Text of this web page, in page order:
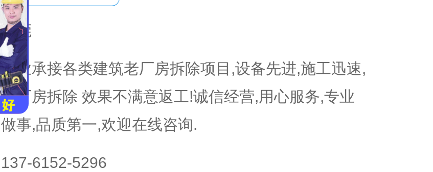
东莞
专业承接各类建筑老厂房拆除项目,设备先进,施工迅速,
老厂房拆除 效果不满意返工!诚信经营,用心服务,专业
做事,品质第一,欢迎在线咨询.
137-6152-5296